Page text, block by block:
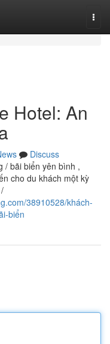
Hotel: An
Discuss
/ bãi biển yên bình ,
cho du khách một kỳ
38910528/khách-
biển